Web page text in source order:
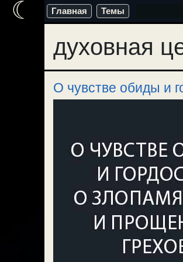
Перейти
содержимому
Главная Темы
духовная
О чувстве обиды и
☾